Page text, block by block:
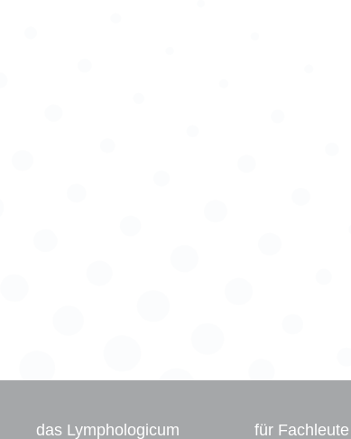
das Lymphologicum für Fachleute